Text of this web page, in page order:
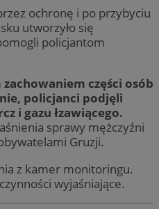
ochronę i po przybyciu
utworzyło się
policjantom
części osób
policjanci podjęli
i gazu łzawiącego.
sprawy mężczyźni
Gruzji.
z kamer monitoringu.
wyjaśniające.